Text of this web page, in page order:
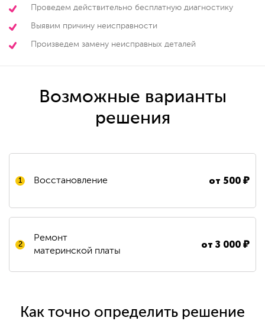
Проведем действительно бесплатную диагностику
Выявим причину неисправности
Произведем замену неисправных деталей
Возможные варианты
решения
1 Восстановление от500₽
2
Ремонт
материнской платы
от3 000₽
Как точно определить решение